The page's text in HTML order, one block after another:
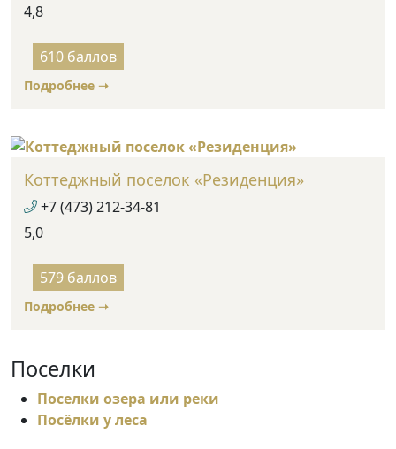
4,8
4.8
out
of
610 баллов
Подробнее ➝
Коттеджный поселок «Резиденция»
+7 (473) 212-34-81
5,0
out
of
579 баллов
Подробнее ➝
Поселки
Поселки озера или реки
Посёлки у леса